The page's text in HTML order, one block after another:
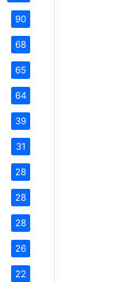
90
68
65
64
39
31
28
28
28
26
22